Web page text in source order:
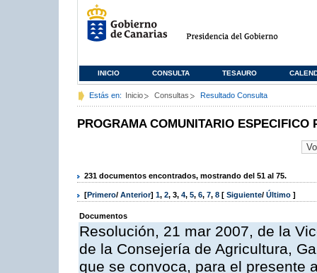
INICIO CONSULTA TESAURO
Estás en: Inicio Consultas Resultado Consulta
PROGRAMA COMUNITARIO ESPECIFICO
231 documentos encontrados, mostrando del 51 al 75.
[Primero/ Anterior] 1, 2, 3, 4, 5, 6, 7, 8 [ Siguiente/ Último ]
Documentos
Resolución, 21 mar 2007, de la
de la Consejería de Agricultura,
que se convoca, para el presente